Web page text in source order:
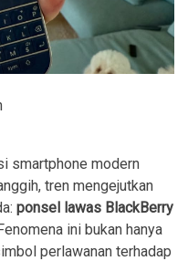
smartphone modern
tren mengejutkan
ponsel lawas BlackBerry
ini bukan hanya
perlawanan terhadap